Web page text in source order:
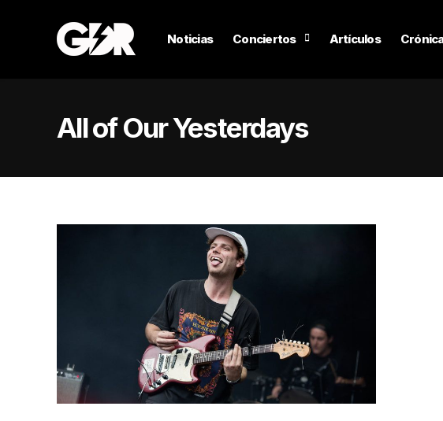
Noticias Conciertos Artículos
All of Our Yesterdays